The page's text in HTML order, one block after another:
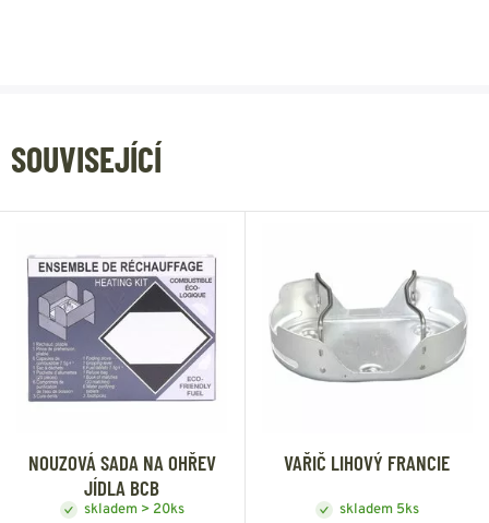
SOUVISEJÍCÍ
NOUZOVÁ SADA NA OHŘEV
JÍDLA BCB
skladem > 20ks
VAŘIČ LIHOVÝ FRANCIE
skladem 5ks